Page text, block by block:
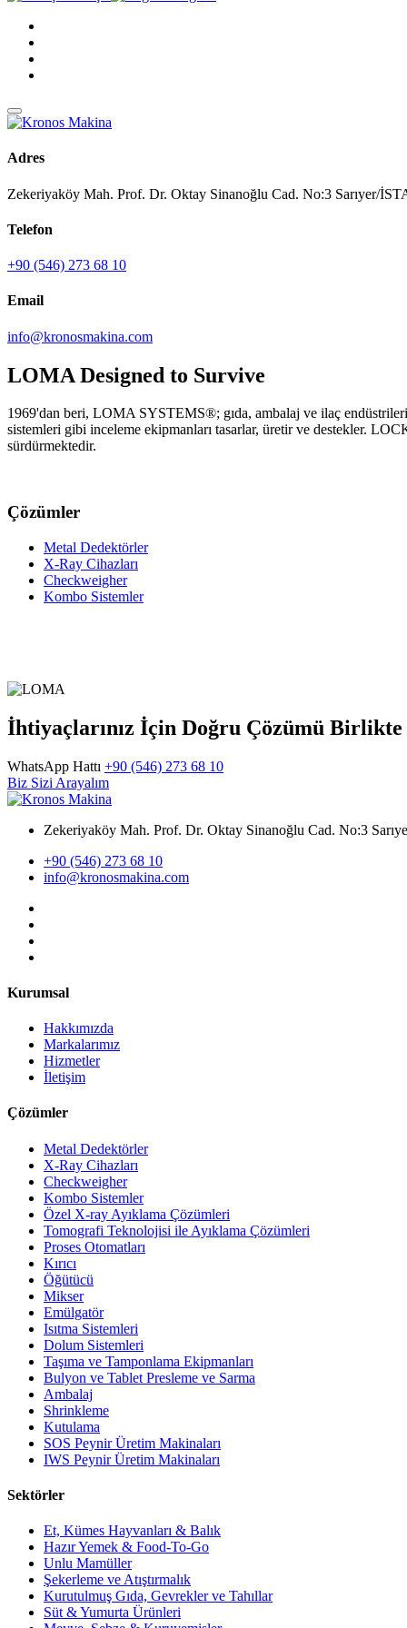
Adres
Zekeriyaköy Mah. Prof. Dr. Oktay Sinanoğlu Cad. No:3 Sarıyer/
Telefon
+90 (546) 273 68 10
Email
info@kronosmakina.com
LOMA Designed to Survive
1969'dan beri, LOMA SYSTEMS®; gıda, ambalaj ve ilaç
sistemleri gibi inceleme ekipmanları tasarlar, üretir ve destekler.
sürdürmektedir.
Çözümler
Metal Dedektörler
X-Ray Cihazları
Checkweigher
Kombo Sistemler
İhtiyaçlarınız İçin Doğru Çözümü Birlikte
WhatsApp Hattı +90 (546) 273 68 10
Biz Sizi Arayalım
Zekeriyaköy Mah. Prof. Dr. Oktay Sinanoğlu Cad. No:3
+90 (546) 273 68 10
info@kronosmakina.com
Kurumsal
Hakkımızda
Markalarımız
Hizmetler
İletişim
Çözümler
Metal Dedektörler
X-Ray Cihazları
Checkweigher
Kombo Sistemler
Özel X-ray Ayıklama Çözümleri
Tomografi Teknolojisi ile Ayıklama Çözümleri
Proses Otomatları
Kırıcı
Öğütücü
Mikser
Emülgatör
Isıtma Sistemleri
Dolum Sistemleri
Taşıma ve Tamponlama Ekipmanları
Bulyon ve Tablet Presleme ve Sarma
Ambalaj
Shrinkleme
Kutulama
SOS Peynir Üretim Makinaları
IWS Peynir Üretim Makinaları
Sektörler
Et, Kümes Hayvanları & Balık
Hazır Yemek & Food-To-Go
Unlu Mamüller
Şekerleme ve Atıştırmalık
Kurutulmuş Gıda, Gevrekler ve Tahıllar
Süt & Yumurta Ürünleri